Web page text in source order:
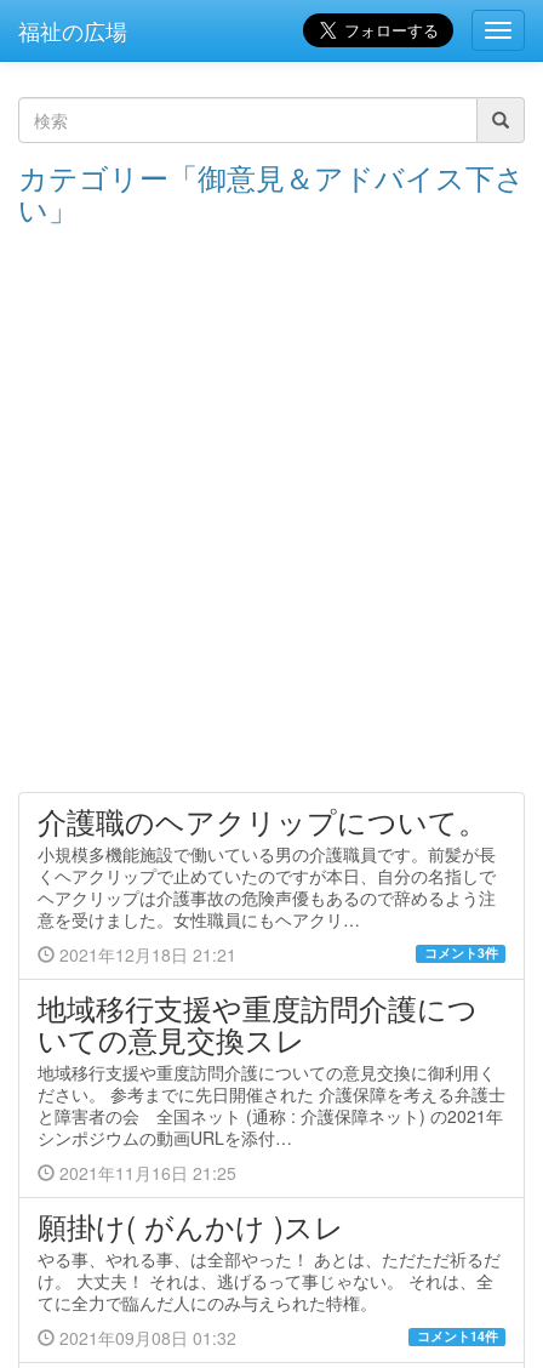
福祉の広場
索
カテゴリー「御意見＆アドバイス下さ
い」
介護職のヘアクリップについて。
小規模多機能施設で働いている男の介護職員です。前髪が長
くヘアクリップで止めていたのですが本日、自分の名指しで
ヘアクリップは介護事故の危険声優もあるので辞めるよう注
意を受けました。女性職員にもヘアクリ…
2021年12月18日 21:21
コメント3件
地域移行支援や重度訪問介護につ
いての意見交換スレ
地域移行支援や重度訪問介護についての意見交換に御利用く
ださい。 参考までに先日開催された 介護保障を考える弁護士
と障害者の会 全国ネット (通称 : 介護保障ネット) の2021年
シンポジウムの動画URLを添付…
2021年11月16日 21:25
願掛け( がんかけ )スレ
やる事、やれる事、は全部やった！ あとは、ただただ祈るだ
け。 大丈夫！ それは、逃げるって事じゃない。 それは、全
てに全力で臨んだ人にのみ与えられた特権。
2021年09月08日 01:32
コメント14件